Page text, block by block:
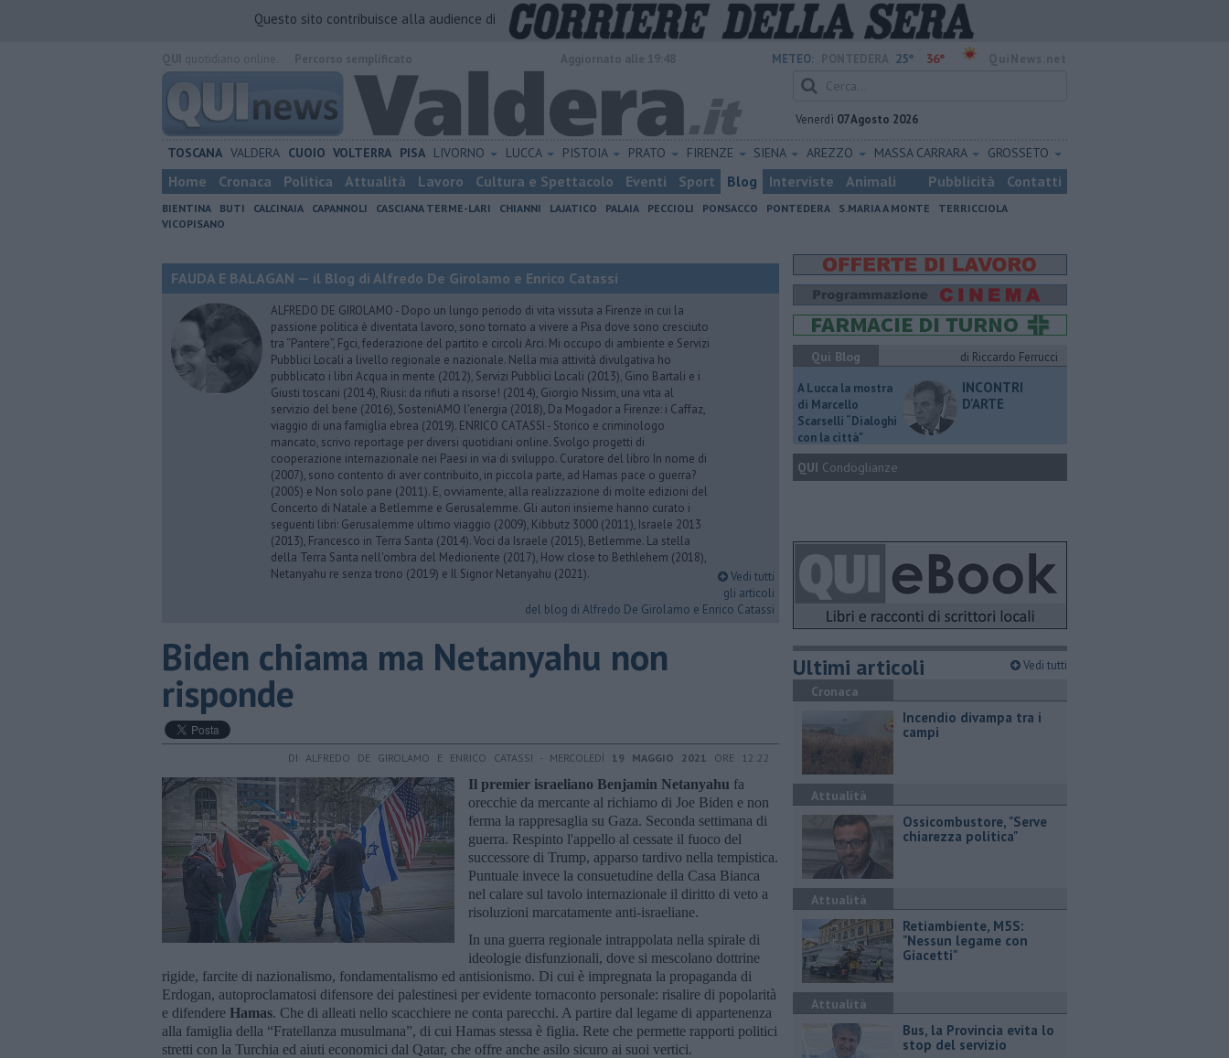
Questo sito contribuisce alla audience di
METEO: 25° 36°
Venerdì 07 Agosto 2026
TOSCANA VALDERA CUOIO VOLTERRA PISA LIVORNO LUCCA PISTOIA PRATO FIRENZE SIENA AREZZO MASSA CARRARA GROSSETO
Home Cronaca Politica Attualità Lavoro Cultura e Spettacolo Eventi Sport Blog Interviste Animali Pubblicità Contatti
BIENTINA BUTI CALCINAIA CAPANNOLI CASCIANA TERME-LARI CHIANNI LAJATICO PALAIA PECCIOLI PONSACCO PONTEDERA S.MARIA A MONTE
TERRICCIOLA
VICOPISANO
FAUDA E BALAGAN — il Blog di Alfredo De Girolamo e Enrico Catassi
ALFREDO DE GIROLAMO - Dopo un lungo periodo di vita vissuta a Firenze in cui la
passione politica è diventata lavoro, sono tornato a vivere a Pisa dove sono cresciuto
tra “Pantere”, Fgci, federazione del partito e circoli Arci. Mi occupo di ambiente e Servizi
Pubblici Locali a livello regionale e nazionale. Nella mia attività divulgativa ho
pubblicato i libri Acqua in mente (2012), Servizi Pubblici Locali (2013), Gino Bartali e i
Giusti toscani (2014), Riusi: da rifiuti a risorse! (2014), Giorgio Nissim, una vita al
servizio del bene (2016), SosteniAMO l'energia (2018), Da Mogador a Firenze: i Caffaz,
viaggio di una famiglia ebrea (2019). ENRICO CATASSI - Storico e criminologo
mancato, scrivo reportage per diversi quotidiani online. Svolgo progetti di
cooperazione internazionale nei Paesi in via di sviluppo. Curatore del libro In nome di
(2007), sono contento di aver contribuito, in piccola parte, ad Hamas pace o guerra?
(2005) e Non solo pane (2011). E, ovviamente, alla realizzazione di molte edizioni del
Concerto di Natale a Betlemme e Gerusalemme. Gli autori insieme hanno curato i
seguenti libri: Gerusalemme ultimo viaggio (2009), Kibbutz 3000 (2011), Israele 2013
(2013), Francesco in Terra Santa (2014). Voci da Israele (2015), Betlemme. La stella
della Terra Santa nell'ombra del Medioriente (2017), How close to Bethlehem (2018),
Netanyahu re senza trono (2019) e Il Signor Netanyahu (2021).
Vedi tutti
gli articoli
del blog di Alfredo De Girolamo e Enrico Catassi
Biden chiama ma Netanyahu non
risponde
DI ALFREDO DE GIROLAMO E ENRICO CATASSI - MERCOLEDÌ 19 MAGGIO 2021 ORE 12:22
Il premier israeliano Benjamin Netanyahu fa
orecchie da mercante al richiamo di Joe Biden e non
ferma la rappresaglia su Gaza. Seconda settimana di
guerra. Respinto l'appello al cessate il fuoco del
successore di Trump, apparso tardivo nella tempistica.
Puntuale invece la consuetudine della Casa Bianca
nel calare sul tavolo internazionale il diritto di veto a
risoluzioni marcatamente anti-israeliane.
In una guerra regionale intrappolata nella spirale di
ideologie disfunzionali, dove si mescolano dottrine
rigide, farcite di nazionalismo, fondamentalismo ed antisionismo. Di cui è impregnata la propaganda di
Erdogan, autoproclamatosi difensore dei palestinesi per evidente tornaconto personale: risalire di popolarità
e difendere Hamas. Che di alleati nello scacchiere ne conta parecchi. A partire dal legame di appartenenza
alla famiglia della “Fratellanza musulmana”, di cui Hamas stessa è figlia. Rete che permette rapporti politici
stretti con la Turchia ed aiuti economici dal Qatar, che offre anche asilo sicuro ai suoi vertici.
Qui Blog
di Riccardo Ferrucci
A Lucca la mostra
di Marcello
Scarselli “Dialoghi
con la città"
INCONTRI
D'ARTE
QUI Condoglianze
Ultimi articoli Vedi tutti
Cronaca
Incendio divampa tra i
campi
Attualità
Ossicombustore, "Serve
chiarezza politica"
Attualità
Retiambiente, M5S:
"Nessun legame con
Giacetti"
Attualità
Bus, la Provincia evita lo
stop del servizio